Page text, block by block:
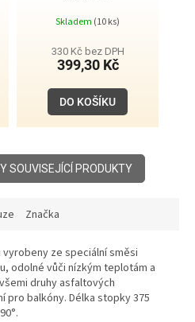
Skladem (10 ks)
330 Kč bez DPH
399,30 Kč
DO KOŠÍKU
SOUVISEJÍCÍ PRODUKTY
Značka
ze speciální směsi
odolné vůči nízkým teplotám a
druhy asfaltových
pro balkóny. Délka stopky 375